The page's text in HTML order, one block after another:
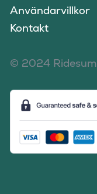
Användarvillkor
Kontakt
© 2024 Ridesum